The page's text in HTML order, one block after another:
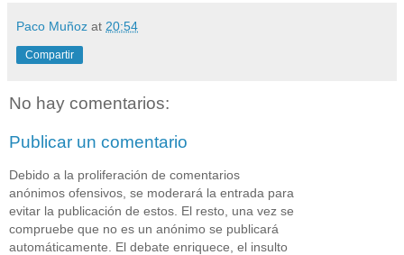
Paco Muñoz at 20:54
Compartir
No hay comentarios:
Publicar un comentario
Debido a la proliferación de comentarios
anónimos ofensivos, se moderará la entrada para
evitar la publicación de estos. El resto, una vez se
compruebe que no es un anónimo se publicará
automáticamente. El debate enriquece, el insulto